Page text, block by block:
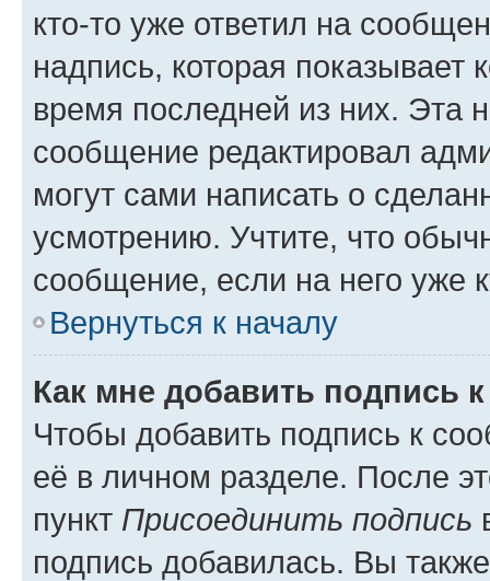
кто-то уже ответил на
надпись, которая показывает
время последней из них. Эта
сообщение редактировал
могут сами написать о
усмотрению. Учтите, что
сообщение, если на него уже
Вернуться к началу
Как мне добавить подпись
Чтобы добавить подпись к
её в личном разделе. После
пункт Присоединить подпись
подпись добавилась. Вы